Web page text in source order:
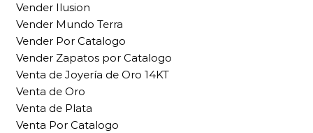
Vender Ilusion
Vender Mundo Terra
Vender Por Catalogo
Vender Zapatos por Catalogo
Venta de Joyería de Oro 14KT
Venta de Oro
Venta de Plata
Venta Por Catalogo